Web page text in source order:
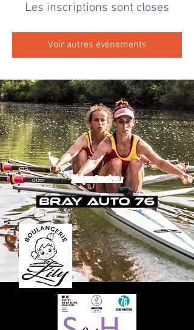
Les inscriptions sont closes
Voir autres événements
Nos partenaires :